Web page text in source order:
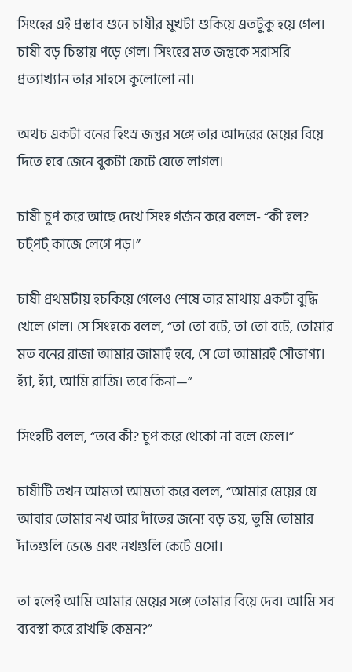
সিংহের এই প্রস্তাব শুনে চাষীর মুখটা শুকিয়ে এতটুকু হয়ে গেল।
চাষী বড় চিন্তায় পড়ে গেল। সিংহের মত জন্তুকে সরাসরি
প্রত্যাখ্যান তার সাহসে কুলোলো না।
অথচ একটা বনের হিংস্র জন্তুর সঙ্গে তার আদরের মেয়ের বিয়ে
দিতে হবে জেনে বুকটা ফেটে যেতে লাগল।
চাষী চুপ করে আছে দেখে সিংহ গর্জন করে বলল- “কী হল?
চট্‌পট্ কাজে লেগে পড়।”
চাষী প্রথমটায় হচকিয়ে গেলেও শেষে তার মাথায় একটা বুদ্ধি
খেলে গেল। সে সিংহকে বলল, “তা তো বটে, তা তো বটে, তোমার
মত বনের রাজা আমার জামাই হবে, সে তো আমারই সৌভাগ্য।
হ্যাঁ, হ্যাঁ, আমি রাজি। তবে কিনা—”
সিংহটি বলল, “তবে কী? চুপ করে থেকো না বলে ফেল।”
চাষীটি তখন আমতা আমতা করে বলল, “আমার মেয়ের যে
আবার তোমার নখ আর দাঁতের জন্যে বড় ভয়, তুমি তোমার
দাঁতগুলি ভেঙে এবং নখগুলি কেটে এসো।
তা হলেই আমি আমার মেয়ের সঙ্গে তোমার বিয়ে দেব। আমি সব
ব্যবস্থা করে রাখছি কেমন?”